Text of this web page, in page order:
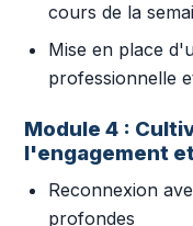
cours de la
Mise en place
professionnelle
Module 4 :
l'engagement
Reconnexion
profondes